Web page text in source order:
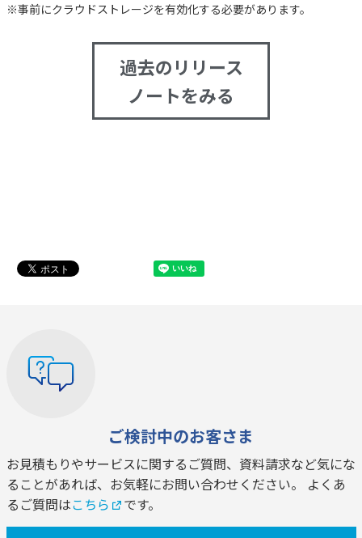
※事前にクラウドストレージを有効化する必要があります。
過去のリリース
ノートをみる
ご検討中のお客さま
お見積もりやサービスに関するご質問、資料請求など気にな
ることがあれば、お気軽にお問い合わせください。 よくあ
るご質問はこちら です。